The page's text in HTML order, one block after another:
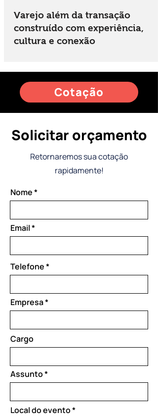
Varejo além da transação
construído com experiência,
cultura e conexão
Cotação
Solicitar orçamento
Retornaremos sua cotação
rapidamente!
Nome
Email
Telefone
Empresa
Cargo
Assunto
Local do evento